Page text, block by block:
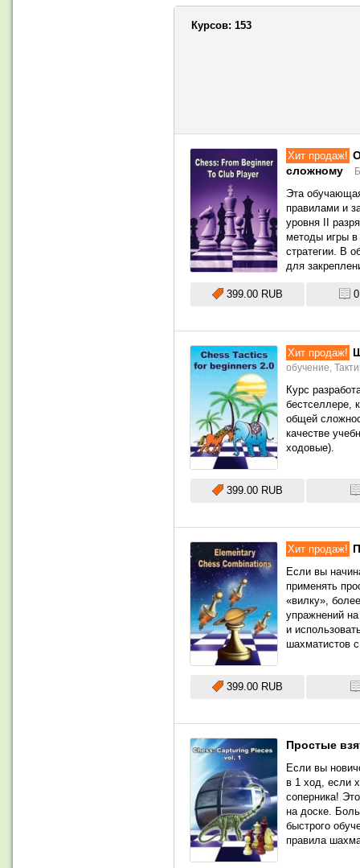
Курсов: 153
Хит продаж!
сложному
Эта
правилами и
уровня II
методы игры
стратегии. В
для
399.00 RUB
Хит продаж!
обучение,
Курс
бестселлере,
общей
качестве
ходовые).
399.00 RUB
Хит продаж!
Если вы
применять
«вилку»,
упражнений
и
шахматистов
399.00 RUB
Простые
Если вы
в 1 ход, если
соперника!
на доске.
быстрого
правила